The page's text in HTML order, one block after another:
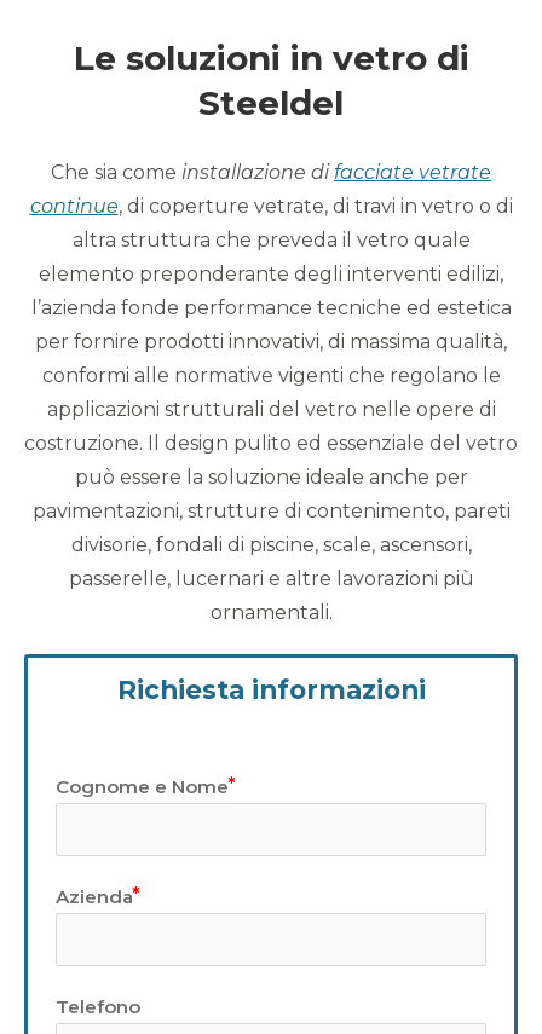
Le soluzioni in vetro di
Steeldel
Che sia come installazione di facciate vetrate
continue, di coperture vetrate, di travi in vetro o di
altra struttura che preveda il vetro quale
elemento preponderante degli interventi edilizi,
l’azienda fonde performance tecniche ed estetica
per fornire prodotti innovativi, di massima qualità,
conformi alle normative vigenti che regolano le
applicazioni strutturali del vetro nelle opere di
costruzione. Il design pulito ed essenziale del vetro
può essere la soluzione ideale anche per
pavimentazioni, strutture di contenimento, pareti
divisorie, fondali di piscine, scale, ascensori,
passerelle, lucernari e altre lavorazioni più
ornamentali.
Richiesta informazioni
Cognome e Nome
Azienda
Telefono